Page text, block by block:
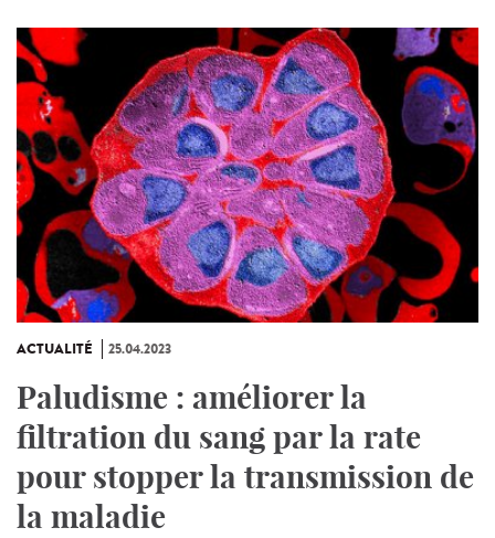
ACTUALITÉ 25.04.2023
Paludisme : améliorer la
filtration du sang par la rate
pour stopper la transmission de
la maladie